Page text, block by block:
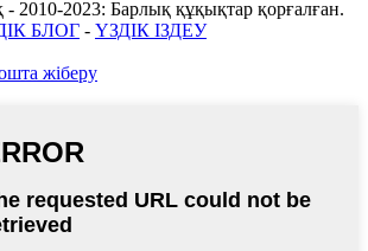
2010-2023: Барлық құқықтар қорғалған.
БЛОГ - ҮЗДІК ІЗДЕУ
жіберу